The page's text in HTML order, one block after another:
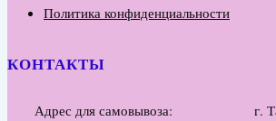
Политика конфиденциальности
КОНТАКТЫ
Адрес для самовывоза: г.